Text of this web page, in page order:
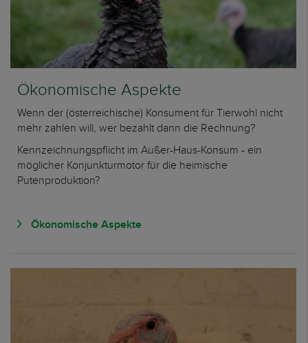
Ökonomische Aspekte
Wenn der (österreichische) Konsument für Tierwohl nicht
mehr zahlen will, wer bezahlt dann die Rechnung?
Kennzeichnungspflicht im Außer-Haus-Konsum - ein
möglicher Konjunkturmotor für die heimische
Putenproduktion?
Ökonomische Aspekte